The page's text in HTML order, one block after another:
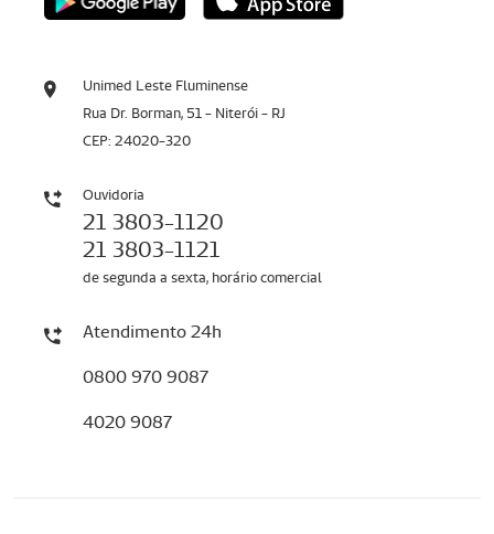
Unimed Leste Fluminense
Rua Dr. Borman, 51 - Niterói - RJ
CEP: 24020-320
Ouvidoria
21 3803-1120
21 3803-1121
de segunda a sexta, horário comercial
Atendimento 24h
0800 970 9087
4020 9087